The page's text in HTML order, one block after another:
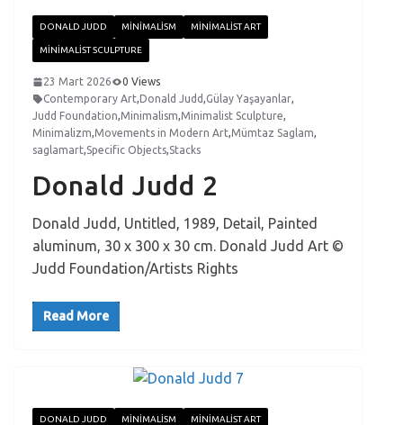
DONALD JUDD MINIMALISM MINIMALIST ART
MINIMALIST SCULPTURE
23 Mart 2026
0 Views
Contemporary Art,Donald Judd,Gülay Yaşayanlar,
Judd Foundation,Minimalism,Minimalist Sculpture,
Minimalizm,Movements in Modern Art,Mümtaz Saglam,
saglamart,Specific Objects,Stacks
Donald Judd 2
Donald Judd, Untitled, 1989, Detail, Painted
aluminum, 30 x 300 x 30 cm. Donald Judd Art ©
Judd Foundation/Artists Rights
Read More
DONALD JUDD MINIMALISM MINIMALIST ART